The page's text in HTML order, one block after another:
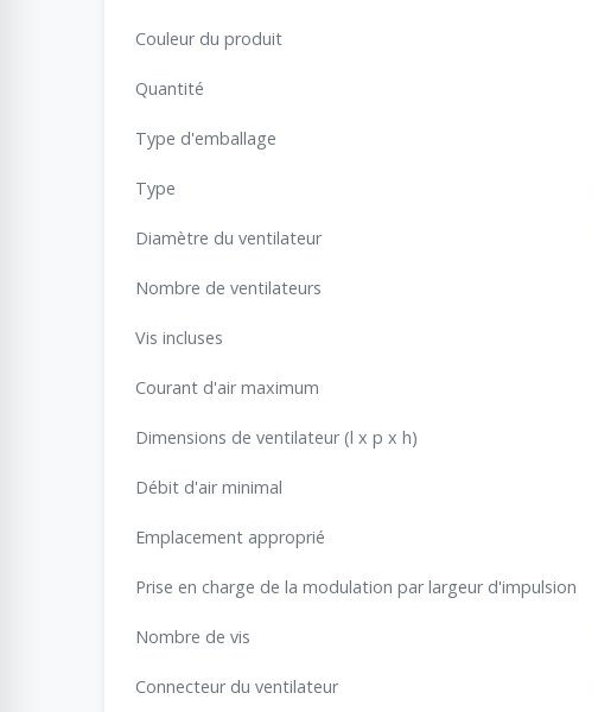
Couleur du produit
Quantité
Type d'emballage
Type
Diamètre du ventilateur
Nombre de ventilateurs
Vis incluses
Courant d'air maximum
Dimensions de ventilateur (l x p x h)
Débit d'air minimal
Emplacement approprié
Prise en charge de la modulation par largeur d'impulsion
Nombre de vis
Connecteur du ventilateur